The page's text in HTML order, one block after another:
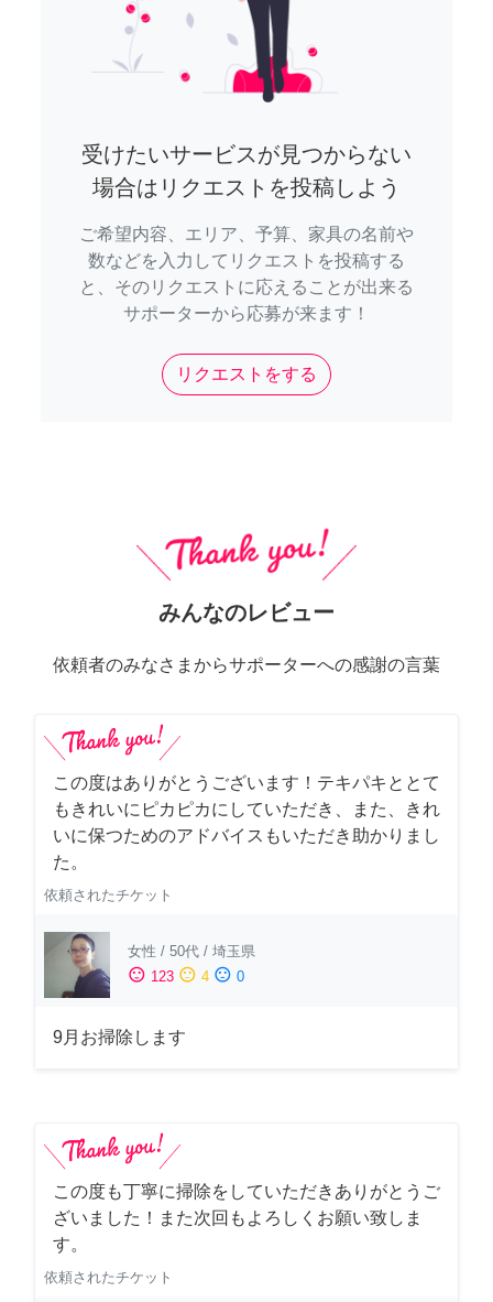
受けたいサービスが見つからない
場合はリクエストを投稿しよう
ご希望内容、エリア、予算、家具の名前や
数などを入力してリクエストを投稿する
と、そのリクエストに応えることが出来る
サポーターから応募が来ます！
リクエストをする
みんなのレビュー
依頼者のみなさまからサポーターへの感謝の言葉
この度はありがとうございます！テキパキととて
もきれいにピカピカにしていただき、また、きれ
いに保つためのアドバイスもいただき助かりまし
た。
依頼されたチケット
女性 / 50代 / 埼玉県
sentiment_satisfied 123 sentiment_neutral 4 sentiment_dissatisfied 0
9月お掃除します
この度も丁寧に掃除をしていただきありがとうご
ざいました！また次回もよろしくお願い致しま
す。
依頼されたチケット